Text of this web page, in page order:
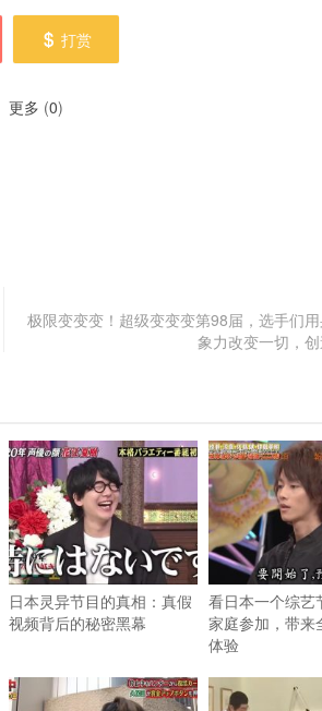
打赏
更多 (0)
极限变变变！超级变变变第98届，选手们
象力改变一切，
日本灵异节目的真相：真假
视频背后的秘密黑幕
看日本一个综艺
家庭参加，带来
体验